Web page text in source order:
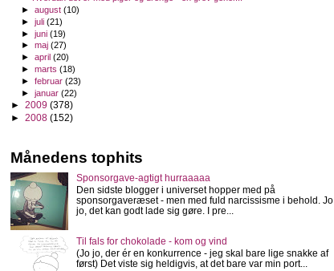
►august(10)
►juli(21)
►juni(19)
►maj(27)
►april(20)
►marts(18)
►februar(23)
►januar(22)
► 2009 (378)
► 2008 (152)
Månedens tophits
Sponsorgave-agtigt hurraaaaa
Den sidste blogger i universet hopper med på
sponsorgaveræset - men med fuld narcissisme i behold. Jo
jo, det kan godt lade sig gøre. I pre...
Til fals for chokolade - kom og vind
(Jo jo, der ér en konkurrence - jeg skal bare lige snakke af
først) Det viste sig heldigvis, at det bare var min port...